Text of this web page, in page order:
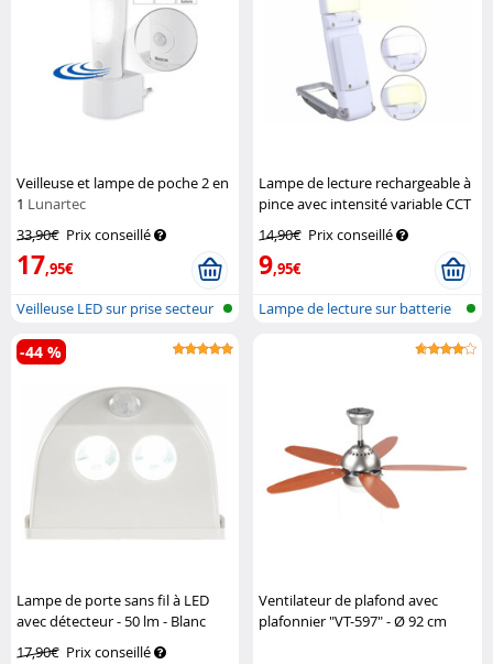
Veilleuse et lampe de poche 2 en
1 Lunartec
33,90€ Prix conseillé
17,95€
Veilleuse LED sur prise secteur
ave...
Lampe de lecture rechargeable à
pince avec intensité variable CCT
14,90€ Prix conseillé
9,95€
Lampe de lecture sur batterie
Lampe de porte sans fil à LED
avec détecteur - 50 lm - Blanc
17,90€ Prix conseillé
-44 %
Ventilateur de plafond avec
plafonnier "VT-597" - Ø 92 cm